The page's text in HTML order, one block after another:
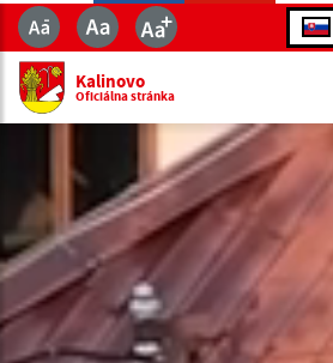
Kalinovo
Oficiálna stránka